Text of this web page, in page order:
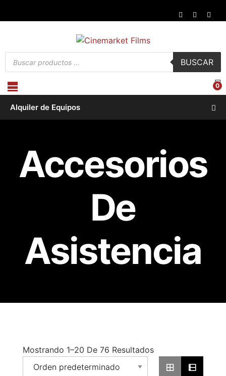
de
productos
BUSCAR
0
Alquiler de Equipos
Accesorios
De
Asistencia
Mostrando 1–20 De 76 Resultados